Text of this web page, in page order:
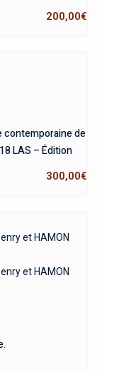
200,00€
contemporaine de
LAS – Édition
300,00€
et HAMON
et HAMON